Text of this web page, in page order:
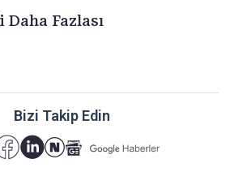
Fazlası
Bizi Takip Edin